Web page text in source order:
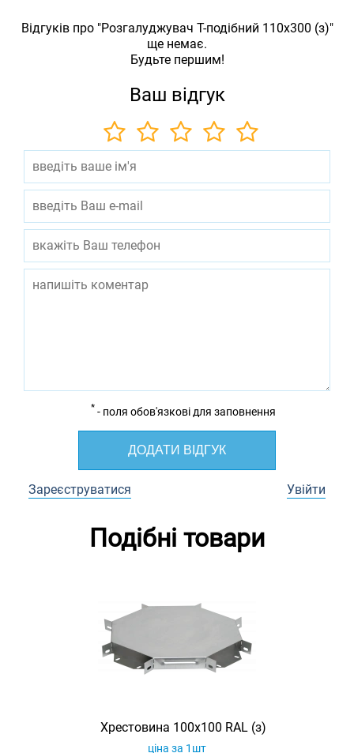
Відгуків про "Розгалуджувач Т-подібний 110х300 (з)"
ще немає.
Будьте першим!
Ваш відгук
* - поля обов'язкові для заповнення
ДОДАТИ ВІДГУК
Зареєструватися Увійти
Подібні товари
Хрестовина 100х100 RAL (з)
ціна за 1шт